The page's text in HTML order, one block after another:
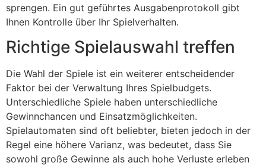
sprengen. Ein gut geführtes Ausgabenprotokoll gibt
Ihnen Kontrolle über Ihr Spielverhalten.
Richtige Spielauswahl treffen
Die Wahl der Spiele ist ein weiterer entscheidender
Faktor bei der Verwaltung Ihres Spielbudgets.
Unterschiedliche Spiele haben unterschiedliche
Gewinnchancen und Einsatzmöglichkeiten.
Spielautomaten sind oft beliebter, bieten jedoch in der
Regel eine höhere Varianz, was bedeutet, dass Sie
sowohl große Gewinne als auch hohe Verluste erleben